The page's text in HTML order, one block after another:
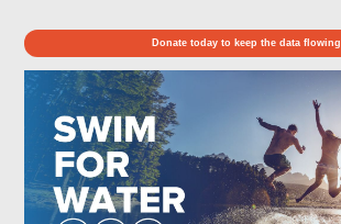
Donate today to keep the data flowing